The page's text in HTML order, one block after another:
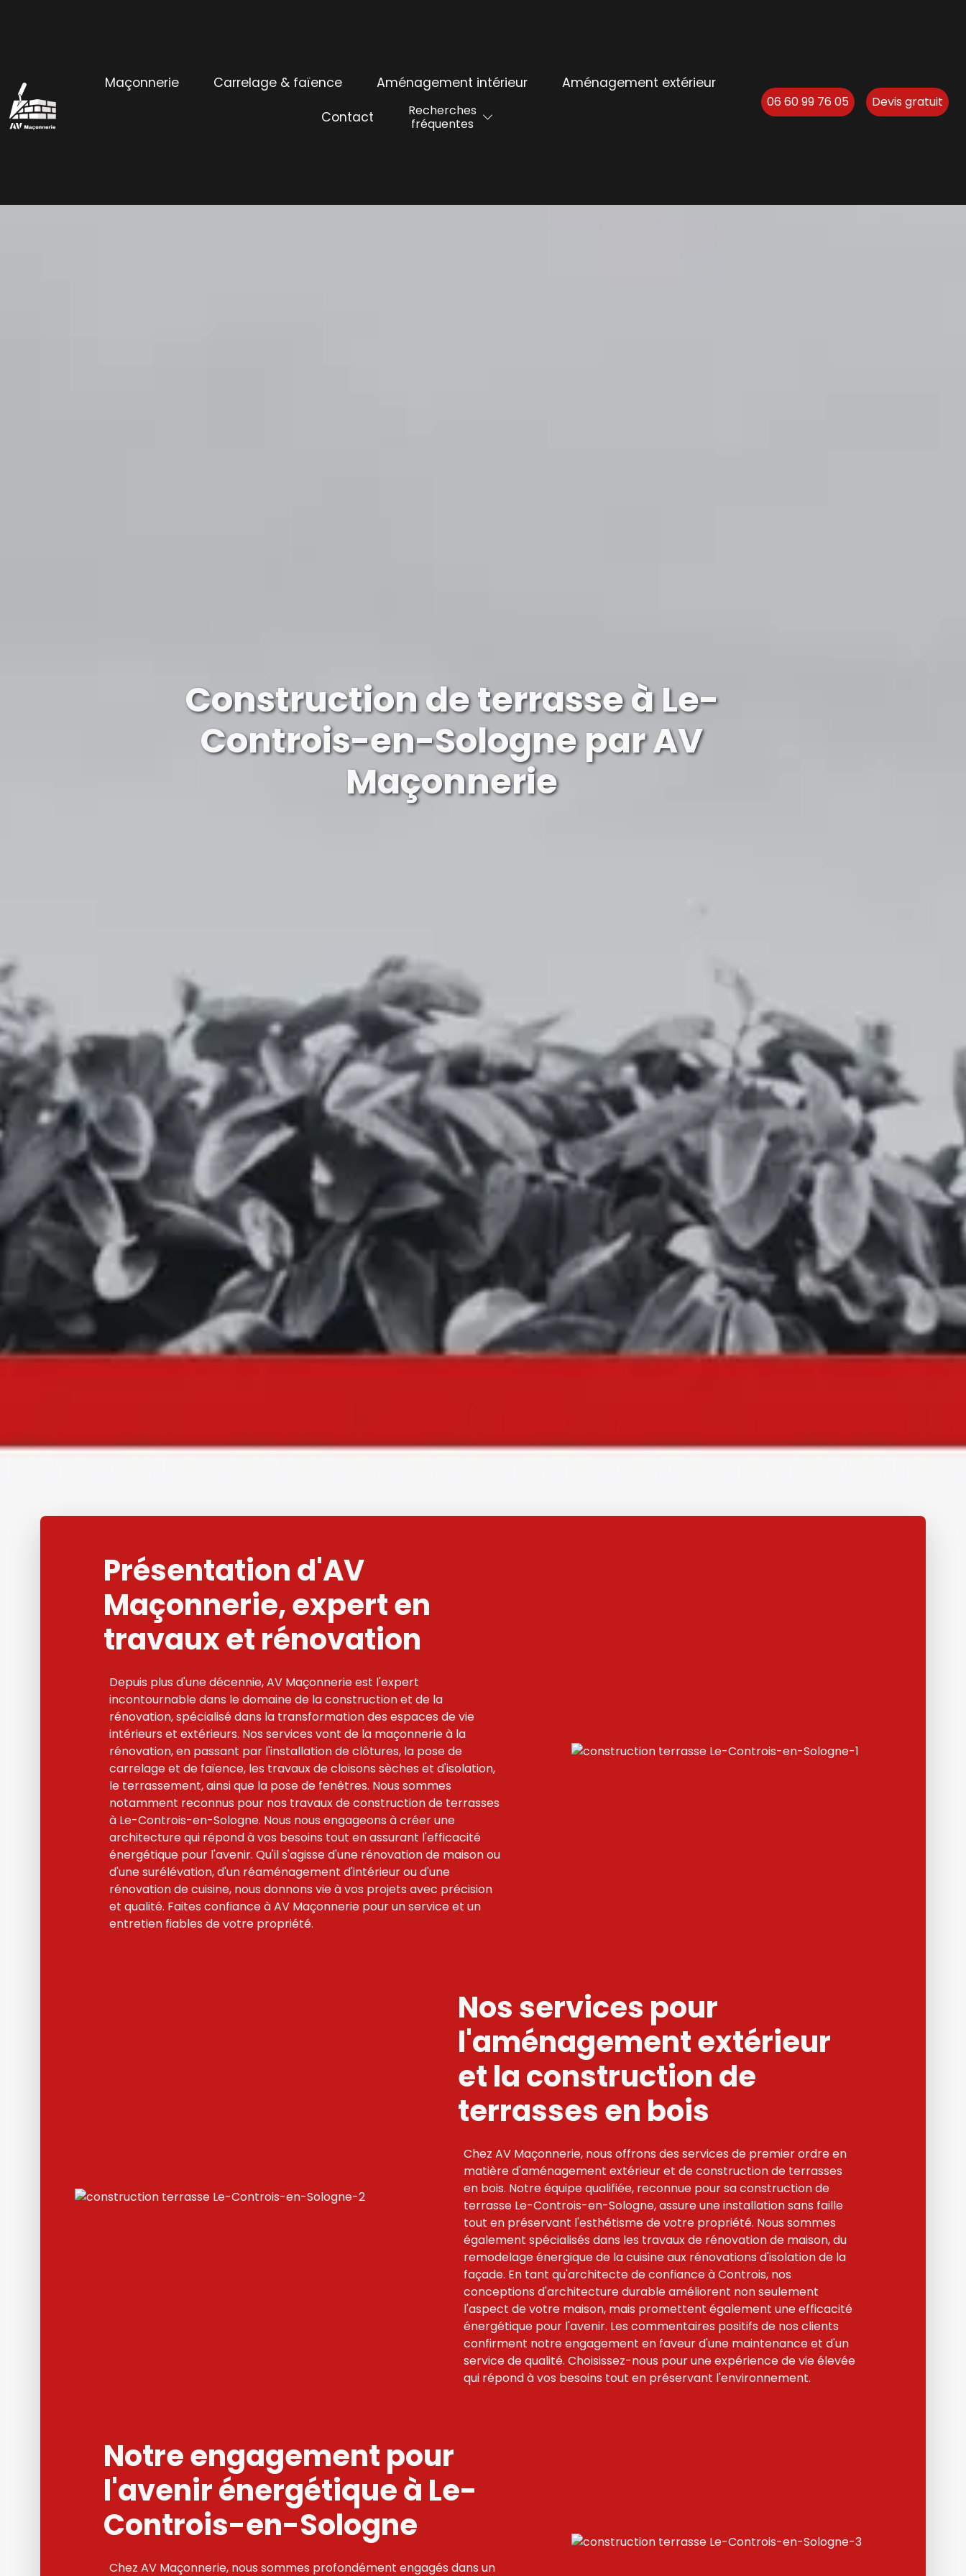
Maçonnerie Carrelage & faïence Aménagement intérieur
Aménagement extérieur
Contact
Recherches
fréquentes
06 60 99 76 05 Devis gratuit
Construction de terrasse à Le-
Controis-en-Sologne par AV
Maçonnerie
Présentation d'AV
Maçonnerie, expert en
travaux et rénovation
Depuis plus d'une décennie, AV Maçonnerie est l'expert
incontournable dans le domaine de la construction et de la
rénovation, spécialisé dans la transformation des espaces de vie
intérieurs et extérieurs. Nos services vont de la maçonnerie à la
rénovation, en passant par l'installation de clôtures, la pose de
carrelage et de faïence, les travaux de cloisons sèches et d'isolation,
le terrassement, ainsi que la pose de fenêtres. Nous sommes
notamment reconnus pour nos travaux de construction de terrasses
à Le-Controis-en-Sologne. Nous nous engageons à créer une
architecture qui répond à vos besoins tout en assurant l'efficacité
énergétique pour l'avenir. Qu'il s'agisse d'une rénovation de maison ou
d'une surélévation, d'un réaménagement d'intérieur ou d'une
rénovation de cuisine, nous donnons vie à vos projets avec précision
et qualité. Faites confiance à AV Maçonnerie pour un service et un
entretien fiables de votre propriété.
Nos services pour
l'aménagement extérieur
et la construction de
terrasses en bois
Chez AV Maçonnerie, nous offrons des services de premier ordre en
matière d'aménagement extérieur et de construction de terrasses
en bois. Notre équipe qualifiée, reconnue pour sa construction de
terrasse Le-Controis-en-Sologne, assure une installation sans faille
tout en préservant l'esthétisme de votre propriété. Nous sommes
également spécialisés dans les travaux de rénovation de maison, du
remodelage énergique de la cuisine aux rénovations d'isolation de la
façade. En tant qu'architecte de confiance à Controis, nos
conceptions d'architecture durable améliorent non seulement
l'aspect de votre maison, mais promettent également une efficacité
énergétique pour l'avenir. Les commentaires positifs de nos clients
confirment notre engagement en faveur d'une maintenance et d'un
service de qualité. Choisissez-nous pour une expérience de vie élevée
qui répond à vos besoins tout en préservant l'environnement.
Notre engagement pour
l'avenir énergétique à Le-
Controis-en-Sologne
Chez AV Maçonnerie, nous sommes profondément engagés dans un